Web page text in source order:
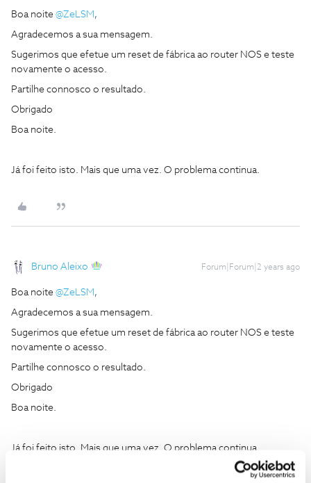
Boa noite @ZeLSM ,
Agradecemos a sua mensagem.
Sugerimos que efetue um reset de fábrica ao router NOS e teste
novamente o acesso.
Partilhe connosco o resultado.
Obrigado
Boa noite.
Já foi feito isto. Mais que uma vez. O problema continua.
Bruno Aleixo Forum|Forum|2 years ago
Boa noite @ZeLSM ,
Agradecemos a sua mensagem.
Sugerimos que efetue um reset de fábrica ao router NOS e teste
novamente o acesso.
Partilhe connosco o resultado.
Obrigado
Boa noite.
Já foi feito isto. Mais que uma vez. O problema continua.
acho que isso pode ajudar a resolver, há um fio no reddit sobre